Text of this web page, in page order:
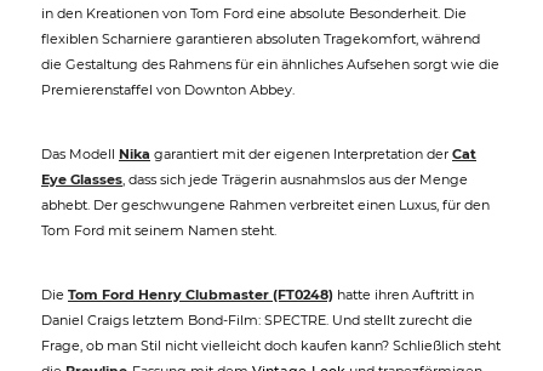
in den Kreationen von Tom Ford eine absolute Besonderheit. Die
flexiblen Scharniere garantieren absoluten Tragekomfort, während
die Gestaltung des Rahmens für ein ähnliches Aufsehen sorgt wie die
Premierenstaffel von Downton Abbey.
Das Modell Nika garantiert mit der eigenen Interpretation der Cat
Eye Glasses, dass sich jede Trägerin ausnahmslos aus der Menge
abhebt. Der geschwungene Rahmen verbreitet einen Luxus, für den
Tom Ford mit seinem Namen steht.
Die Tom Ford Henry Clubmaster (FT0248) hatte ihren Auftritt in
Daniel Craigs letztem Bond-Film: SPECTRE. Und stellt zurecht die
Frage, ob man Stil nicht vielleicht doch kaufen kann? Schließlich steht